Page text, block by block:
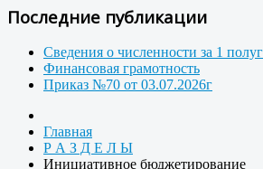
Последние публикации
Сведения о численности за 1
Финансовая грамотность
Приказ №70 от 03.07.2026г
Главная
Р А З Д Е Л Ы
Инициативное бюджетирование